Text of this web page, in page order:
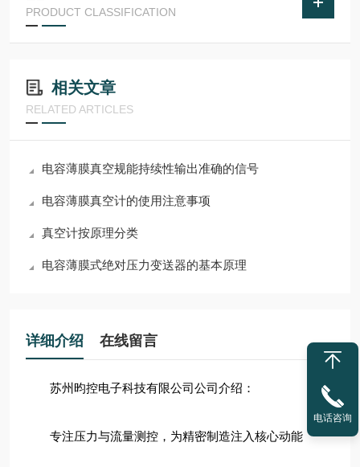
PRODUCT CLASSIFICATION
相关文章
RELATED ARTICLES
电容薄膜真空规能持续性输出准确的信号
电容薄膜真空计的使用注意事项
真空计按原理分类
电容薄膜式绝对压力变送器的基本原理
详细介绍 在线留言
苏州昀控电子科技有限公司公司介绍：
专注压力与流量测控，为精密制造注入核心动能
电话咨询